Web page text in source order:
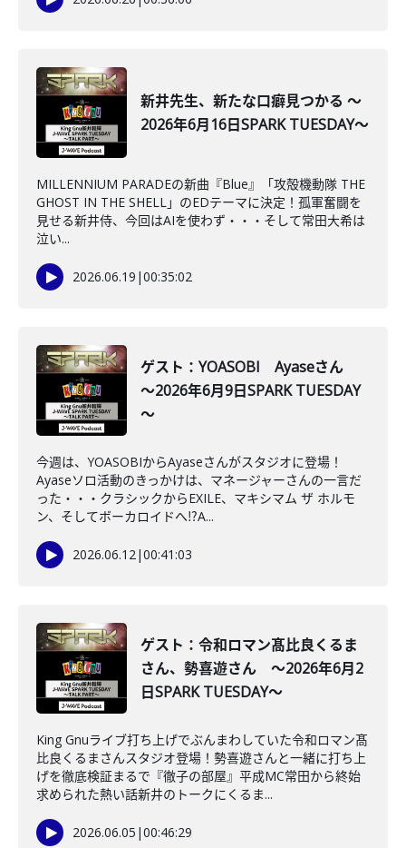
新井先生、新たな口癖見つかる ～
2026年6月16日SPARK TUESDAY～
MILLENNIUM PARADEの新曲『Blue』「攻殻機動隊 THE
GHOST IN THE SHELL」のEDテーマに決定！孤軍奮闘を
見せる新井侍、今回はAIを使わず・・・そして常田大希は
泣い...
2026.06.19 |00:35:02
ゲスト：YOASOBI Ayaseさん
～2026年6月9日SPARK TUESDAY
～
今週は、YOASOBIからAyaseさんがスタジオに登場！
Ayaseソロ活動のきっかけは、マネージャーさんの一言だ
った・・・クラシックからEXILE、マキシマム ザ ホルモ
ン、そしてボーカロイドへ⁉A...
2026.06.12|00:41:03
ゲスト：令和ロマン髙比良くるま
さん、勢喜遊さん ～2026年6月2
日SPARK TUESDAY～
King Gnuライブ打ち上げでぶんまわしていた令和ロマン髙
比良くるまさんスタジオ登場！勢喜遊さんと一緒に打ち上
げを徹底検証まるで『徹子の部屋』平成MC常田から終始
求められた熱い話新井のトークにくるま...
2026.06.05 |00:46:29